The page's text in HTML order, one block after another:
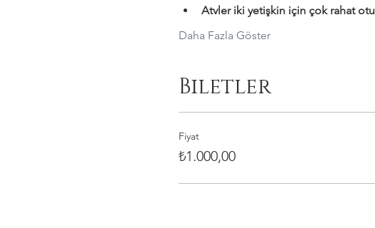
Atvler iki yetişkin için çok rahat
Daha Fazla Göster
Biletler
Fiyat
₺1.000,00